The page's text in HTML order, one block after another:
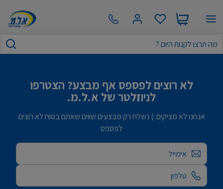
לא רוצים לפספס אף מבצע? הצטרפו
לניוזלטר של א.ל.מ.
אנחנו לא מציקים :) נשלח רק מבצעים שווים שאתם בטוח לא רוצים
לפספס
אימייל